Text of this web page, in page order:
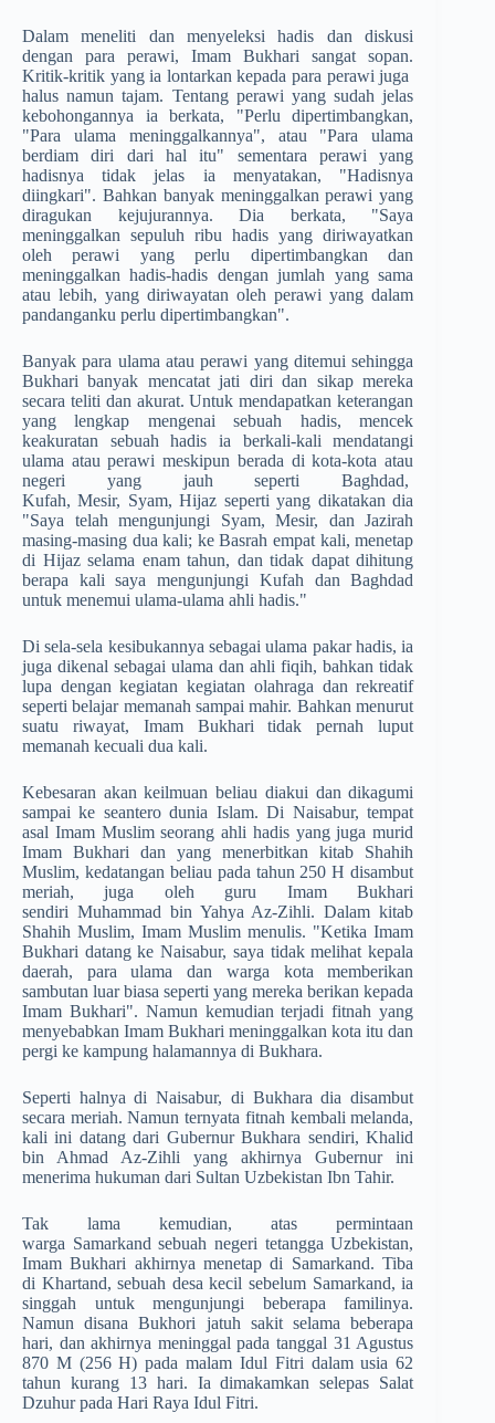
Dalam meneliti dan menyeleksi hadis dan diskusi
dengan para perawi, Imam Bukhari sangat sopan.
Kritik-kritik yang ia lontarkan kepada para perawi juga
halus namun tajam. Tentang perawi yang sudah jelas
kebohongannya ia berkata, "Perlu dipertimbangkan,
"Para ulama meninggalkannya", atau "Para ulama
berdiam diri dari hal itu" sementara perawi yang
hadisnya tidak jelas ia menyatakan, "Hadisnya
diingkari". Bahkan banyak meninggalkan perawi yang
diragukan kejujurannya. Dia berkata, "Saya
meninggalkan sepuluh ribu hadis yang diriwayatkan
oleh perawi yang perlu dipertimbangkan dan
meninggalkan hadis-hadis dengan jumlah yang sama
atau lebih, yang diriwayatan oleh perawi yang dalam
pandanganku perlu dipertimbangkan".
Banyak para ulama atau perawi yang ditemui sehingga
Bukhari banyak mencatat jati diri dan sikap mereka
secara teliti dan akurat. Untuk mendapatkan keterangan
yang lengkap mengenai sebuah hadis, mencek
keakuratan sebuah hadis ia berkali-kali mendatangi
ulama atau perawi meskipun berada di kota-kota atau
negeri yang jauh seperti Baghdad,
Kufah, Mesir, Syam, Hijaz seperti yang dikatakan dia
"Saya telah mengunjungi Syam, Mesir, dan Jazirah
masing-masing dua kali; ke Basrah empat kali, menetap
di Hijaz selama enam tahun, dan tidak dapat dihitung
berapa kali saya mengunjungi Kufah dan Baghdad
untuk menemui ulama-ulama ahli hadis."
Di sela-sela kesibukannya sebagai ulama pakar hadis, ia
juga dikenal sebagai ulama dan ahli fiqih, bahkan tidak
lupa dengan kegiatan kegiatan olahraga dan rekreatif
seperti belajar memanah sampai mahir. Bahkan menurut
suatu riwayat, Imam Bukhari tidak pernah luput
memanah kecuali dua kali.
Kebesaran akan keilmuan beliau diakui dan dikagumi
sampai ke seantero dunia Islam. Di Naisabur, tempat
asal Imam Muslim seorang ahli hadis yang juga murid
Imam Bukhari dan yang menerbitkan kitab Shahih
Muslim, kedatangan beliau pada tahun 250 H disambut
meriah, juga oleh guru Imam Bukhari
sendiri Muhammad bin Yahya Az-Zihli. Dalam kitab
Shahih Muslim, Imam Muslim menulis. "Ketika Imam
Bukhari datang ke Naisabur, saya tidak melihat kepala
daerah, para ulama dan warga kota memberikan
sambutan luar biasa seperti yang mereka berikan kepada
Imam Bukhari". Namun kemudian terjadi fitnah yang
menyebabkan Imam Bukhari meninggalkan kota itu dan
pergi ke kampung halamannya di Bukhara.
Seperti halnya di Naisabur, di Bukhara dia disambut
secara meriah. Namun ternyata fitnah kembali melanda,
kali ini datang dari Gubernur Bukhara sendiri, Khalid
bin Ahmad Az-Zihli yang akhirnya Gubernur ini
menerima hukuman dari Sultan Uzbekistan Ibn Tahir.
Tak lama kemudian, atas permintaan
warga Samarkand sebuah negeri tetangga Uzbekistan,
Imam Bukhari akhirnya menetap di Samarkand. Tiba
di Khartand, sebuah desa kecil sebelum Samarkand, ia
singgah untuk mengunjungi beberapa familinya.
Namun disana Bukhori jatuh sakit selama beberapa
hari, dan akhirnya meninggal pada tanggal 31 Agustus
870 M (256 H) pada malam Idul Fitri dalam usia 62
tahun kurang 13 hari. Ia dimakamkan selepas Salat
Dzuhur pada Hari Raya Idul Fitri.